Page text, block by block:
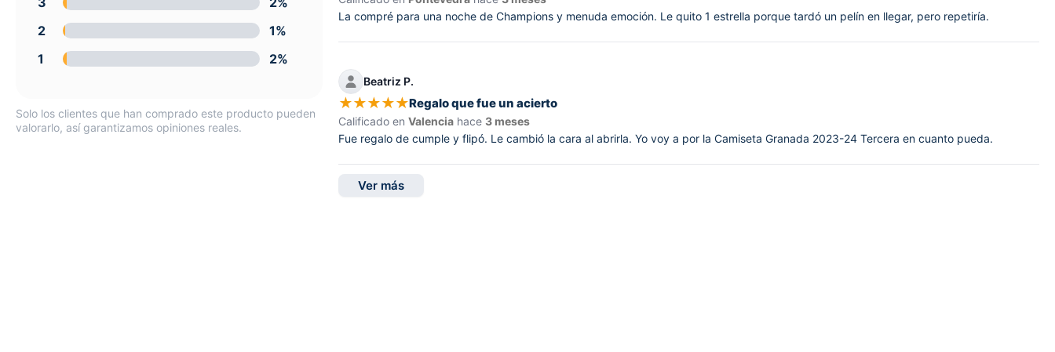
2
1%
1
2%
Solo los clientes que han comprado este producto pueden
valorarlo, así garantizamos opiniones reales.
La compré para una noche de Champions y menuda emoción. Le quito 1 estrella porque tardó un pelín en llegar, pero repetiría.
Beatriz P.
★★★★★Regalo que fue un acierto
Calificado enValencia hace 3 meses
Fue regalo de cumple y flipó. Le cambió la cara al abrirla. Yo voy a por la Camiseta Granada 2023-24 Tercera en cuanto pueda.
Ver más